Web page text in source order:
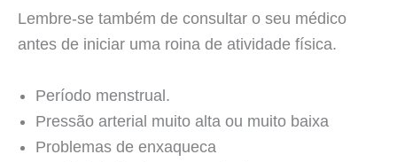
Lembre-se também de consultar o seu médico
antes de iniciar uma roina de atividade física.
Período menstrual.
Pressão arterial muito alta ou muito baixa
Problemas de enxaqueca